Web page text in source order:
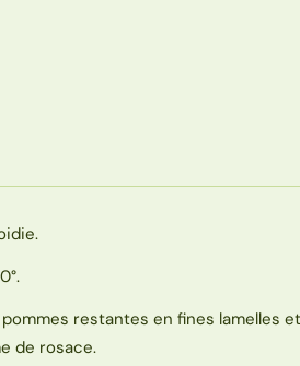
restantes en fines lamelles
de rosace.